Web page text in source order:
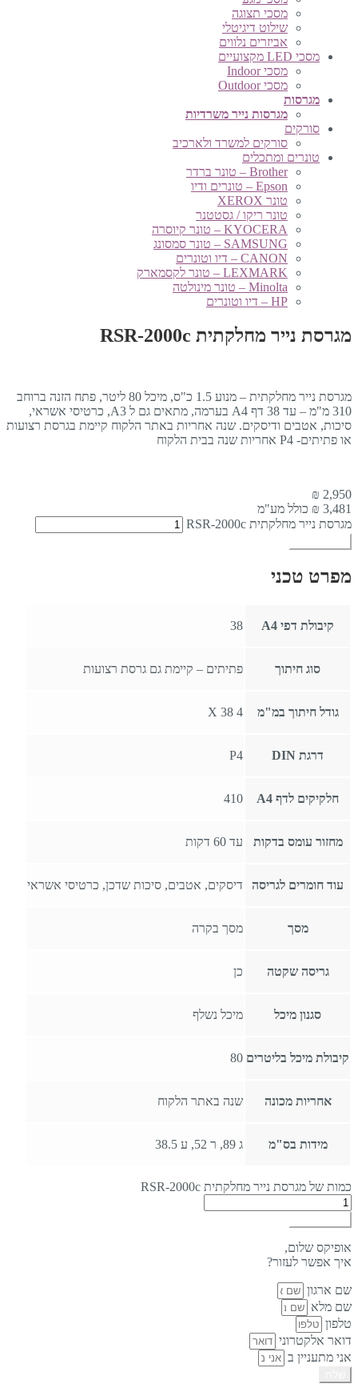
מסכי תצוגה
שילוט דיגיטלי
אביזרים נלווים
מסכי LED מקצועיים
מסכי Indoor
מסכי Outdoor
מגרסות
מגרסות נייר משרדיות
סורקים
סורקים למשרד ולארכיב
טונרים ומתכלים
Brother – טונר ברדר
Epson – טונרים ודיו
טונר XEROX
טונר ריקו / גסטטנר
KYOCERA – טונר קיוסרה
SAMSUNG – טונר סמסונג
CANON – דיו וטונרים
LEXMARK – טונר לקסמארק
Minolta – טונר מינולטה
HP – דיו וטונרים
מגרסת נייר מחלקתית RSR-2000c
מגרסת נייר מחלקתית – מנוע 1.5 כ"ס, מיכל 80 ליטר, פתח הזנה ברוחב
310 מ"מ – עד 38 דף A4 בערמה, מתאים גם ל A3, כרטיסי אשראי,
סיכות, אטבים ודיסקים. שנה אחריות באתר הלקוח קיימת בגרסת רצועות
או פתיתים- P4 אחריות שנה בבית הלקוח
2,950
₪
3,481 ₪ כולל מע"מ
מגרסת נייר מחלקתית RSR-2000c
מפרט טכני
קיבולת דפי A4 38
סוג חיתוך פתיתים – קיימת גם גרסת רצועות
גודל חיתוך במ"מ 4 X 38
דרגת DIN P4
חלקיקים לדף A4 410
מחזור עומס בדקות עד 60 דקות
עוד חומרים לגריסה דיסקים, אטבים, סיכות שדכן, כרטיסי אשראי
מסך מסך בקרה
גריסה שקטה כן
סגנון מיכל מיכל נשלף
קיבולת מיכל בליטרים 80
אחריות מכונה שנה באתר הלקוח
מידות בס"מ ג 89, ר 52, ע 38.5
כמות של מגרסת נייר מחלקתית RSR-2000c
אופיקס שלום,
איך אפשר לעזור?
שם ארגון
שם מלא
טלפון
דואר אלקטרוני
אני מתעניין ב